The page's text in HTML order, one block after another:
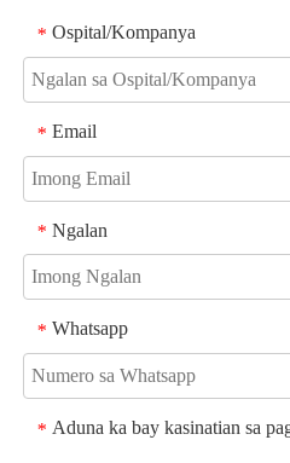
* Ospital/Kompanya
* Email
* Ngalan
* Whatsapp
* Aduna ka bay kasinatian sa